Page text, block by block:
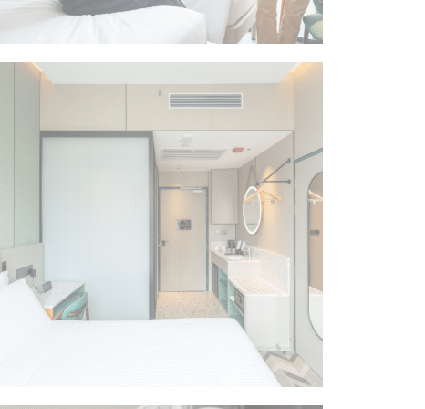
客房